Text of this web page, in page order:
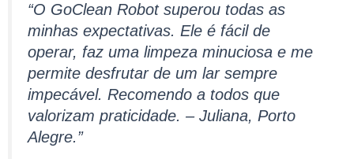
“O GoClean Robot superou todas as
minhas expectativas. Ele é fácil de
operar, faz uma limpeza minuciosa e me
permite desfrutar de um lar sempre
impecável. Recomendo a todos que
valorizam praticidade. – Juliana, Porto
Alegre.”